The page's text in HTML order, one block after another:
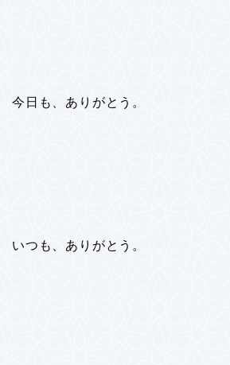
今日も、ありがとう。
いつも、ありがとう。